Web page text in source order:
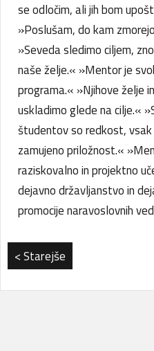
se odločim, ali jih bom
»Poslušam, do kam
»Seveda sledimo ciljem,
naše želje.« »Mentor je
programa.« »Njihove želje
uskladimo glede na cilje.«
študentov so redkost,
zamujeno priložnost.«
raziskovalno in projektno
dejavno državljanstvo in
promocije naravoslovnih
< Starejše